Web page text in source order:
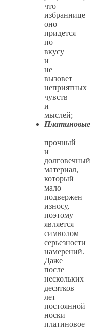
что
избраннице
оно
придется
по
вкусу
и
не
вызовет
неприятных
чувств
и
мыслей;
Платиновые
–
прочный
и
долговечный
материал,
который
мало
подвержен
износу,
поэтому
является
символом
серьезности
намерений.
Даже
после
нескольких
десятков
лет
постоянной
носки
платиновое